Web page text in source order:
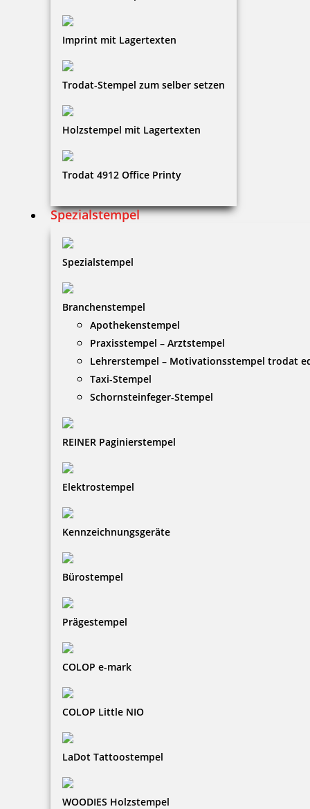
Imprint mit Lagertexten
Trodat-Stempel zum selber setzen
Holzstempel mit Lagertexten
Trodat 4912 Office Printy
Spezialstempel
Spezialstempel
Branchenstempel
Apothekenstempel
Praxisstempel – Arztstempel
Lehrerstempel – Motivationsstempel trodat
Taxi-Stempel
Schornsteinfeger-Stempel
REINER Paginierstempel
Elektrostempel
Kennzeichnungsgeräte
Bürostempel
Prägestempel
COLOP e-mark
COLOP Little NIO
LaDot Tattoostempel
WOODIES Holzstempel